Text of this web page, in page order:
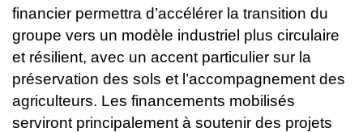
financier permettra d’accélérer la transition du
groupe vers un modèle industriel plus circulaire
et résilient, avec un accent particulier sur la
préservation des sols et l’accompagnement des
agriculteurs. Les financements mobilisés
serviront principalement à soutenir des projets